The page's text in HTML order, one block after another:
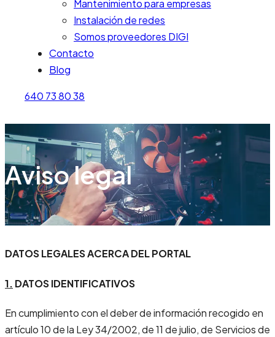
Mantenimiento para empresas
Instalación de redes
Somos proveedores DIGI
Contacto
Blog
640 73 80 38
Aviso legal
DATOS LEGALES ACERCA DEL PORTAL
1. DATOS IDENTIFICATIVOS
En cumplimiento con el deber de información recogido en
artículo 10 de la Ley 34/2002, de 11 de julio, de Servicios de